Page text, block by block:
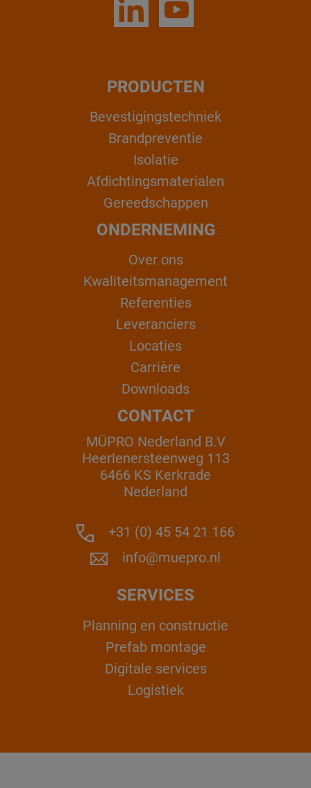
PRODUCTEN
Bevestigingstechniek
Brandpreventie
Isolatie
Afdichtingsmaterialen
Gereedschappen
ONDERNEMING
Over ons
Kwaliteitsmanagement
Referenties
Leveranciers
Locaties
Carrière
Downloads
CONTACT
MÜPRO Nederland B.V
Heerlenersteenweg 113
6466 KS Kerkrade
Nederland
+31 (0) 45 54 21 166
info@muepro.nl
SERVICES
Planning en constructie
Prefab montage
Digitale services
Logistiek